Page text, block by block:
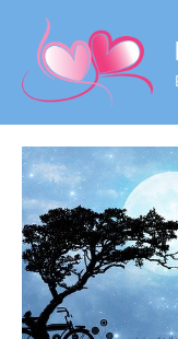
Inhalt
springen